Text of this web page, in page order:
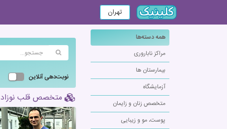
تهران
همه دسته‌ها
مراکز ناباروری
بیمارستان ها
آزمایشگاه
متخصص زنان و زایمان
پوست، مو و زیبایی
نوبت‌دهی آنلاین
متخصص قلب نوزاد